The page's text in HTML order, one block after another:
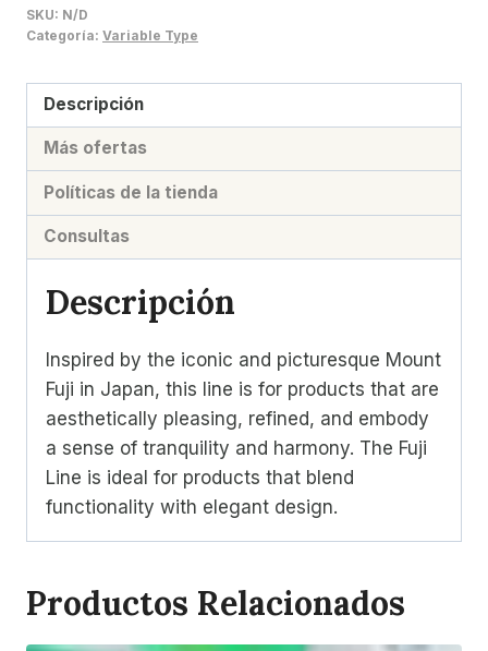
SKU: N/D
Categoría: Variable Type
Descripción
Más ofertas
Políticas de la tienda
Consultas
Descripción
Inspired by the iconic and picturesque Mount
Fuji in Japan, this line is for products that are
aesthetically pleasing, refined, and embody
a sense of tranquility and harmony. The Fuji
Line is ideal for products that blend
functionality with elegant design.
Productos Relacionados